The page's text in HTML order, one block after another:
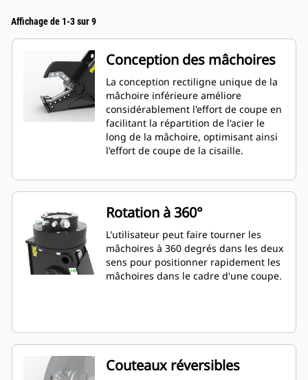
Affichage de 1-3 sur 9
Conception des mâchoires
La conception rectiligne unique de la
mâchoire inférieure améliore
considérablement l'effort de coupe en
facilitant la répartition de l'acier le
long de la mâchoire, optimisant ainsi
l'effort de coupe de la cisaille.
Rotation à 360°
L'utilisateur peut faire tourner les
mâchoires à 360 degrés dans les deux
sens pour positionner rapidement les
mâchoires dans le cadre d'une coupe.
Couteaux réversibles